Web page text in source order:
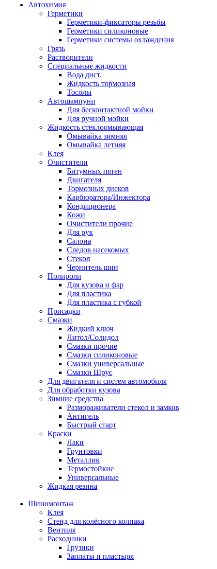
Автохимия
Герметики
Герметики-фиксаторы резьбы
Герметики силиконовые
Герметики системы охлаждения
Грязь
Растворители
Специальные жидкости
Вода дист.
Жидкость тормозная
Тосолы
Автошампуни
Для бесконтактной мойки
Для ручной мойки
Жидкость стеклоомывающая
Омывайка зимняя
Омывайка летняя
Клея
Очистители
Битумных пятен
Двигателя
Тормозных дисков
Карбюратора/Инжектора
Кондиционера
Кожи
Очистители прочие
Для рук
Салона
Следов насекомых
Стекол
Чернитель шин
Полироли
Для кузова и фар
Для пластика
Для пластика с губкой
Присадки
Смазки
Жидкий ключ
Литол/Солидол
Смазки прочие
Смазки силиконовые
Смазки универсальные
Смазки Шрус
Для двигателя и систем автомобиля
Для обработки кузова
Зимние средства
Размораживатели стекол и замков
Антигель
Быстрый старт
Краски
Лаки
Грунтовки
Металлик
Термостойкие
Универсальные
Жидкая резина
Шиномонтаж
Клея
Стенд для колёсного колпака
Вентиля
Расходники
Грузики
Заплаты и пластыря